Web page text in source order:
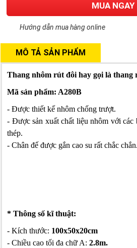
MUA NGAY
Hướng dẫn mua hàng online
MÔ TẢ SẢN PHẨM
Thang nhôm rút đôi hay gọi là thang
Mã sản phẩm: A280B
- Được thiết kế nhôm chống trượt.
- Được sản xuất chất liệu nhôm với các
thép.
- Chân đế được gắn cao su rất chắc chắn.
* Thông số kĩ thuật:
- Kích thước: 100x50x20cm
- Chiều cao tối đa chữ A: 2.8m.